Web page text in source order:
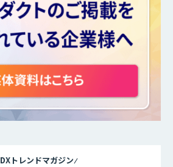
DXトレンドマガジン